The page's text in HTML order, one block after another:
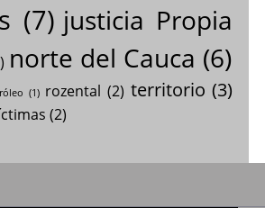
(7) justicia Propia
norte del Cauca (6)
(1) rozental (2) territorio (3)
(2)